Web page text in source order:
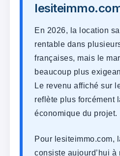
En 2026, la location
rentable dans
françaises, mais le
beaucoup plus
Le revenu affiché sur
reflète plus forcément
économique du projet.
Pour lesiteimmo.com,
consiste aujourd’hui à